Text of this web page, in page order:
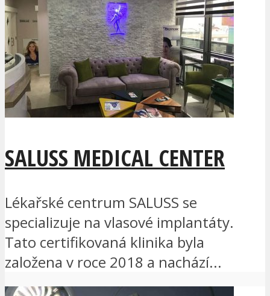
SALUSS MEDICAL CENTER
Lékařské centrum SALUSS se
specializuje na vlasové implantáty.
Tato certifikovaná klinika byla
založena v roce 2018 a nachází...